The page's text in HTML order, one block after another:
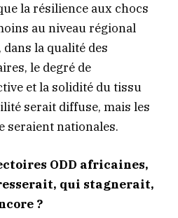
la résilience aux chocs
au niveau régional
dans la qualité des
le degré de
et la solidité du tissu
serait diffuse, mais les
seraient nationales.
ODD africaines,
qui stagnerait,
?